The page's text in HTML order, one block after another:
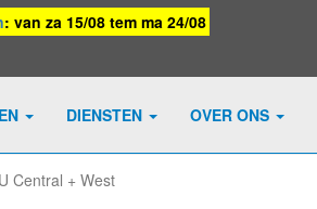
: van za 15/08 tem ma 24/08
DIENSTEN OVER ONS
Central + West